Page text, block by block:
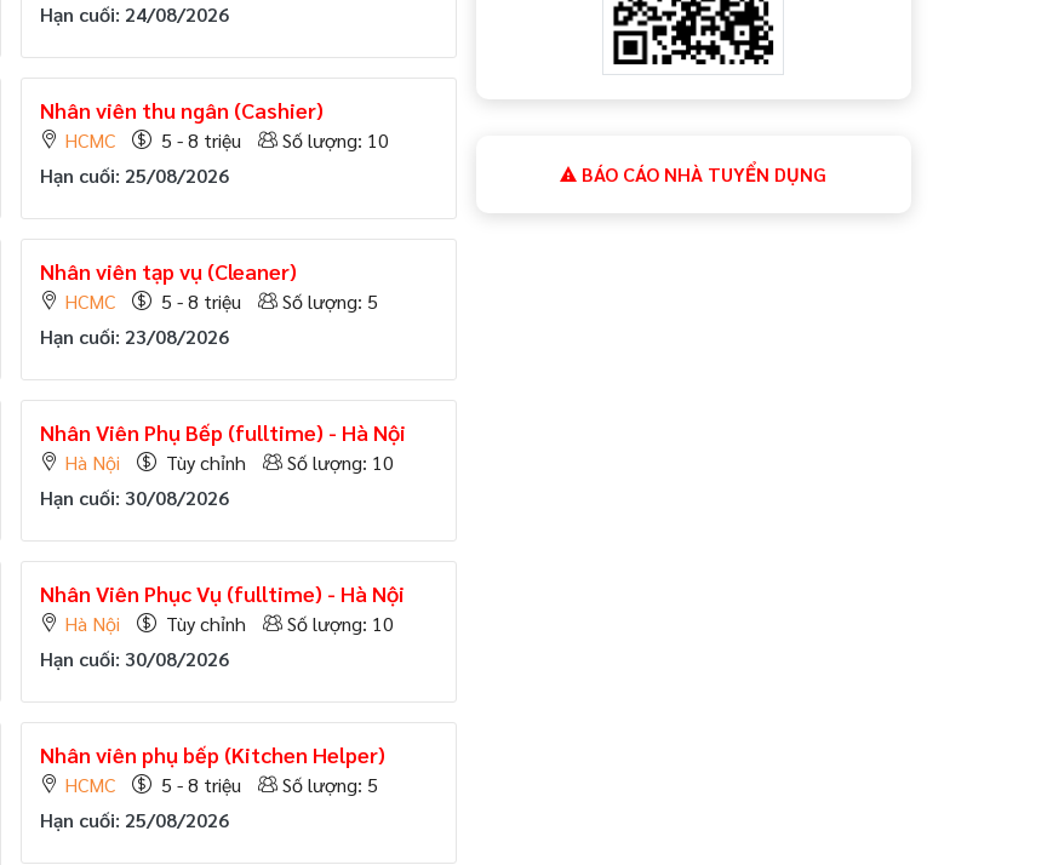
Hạn cuối: 24/08/2026
Nhân viên thu ngân (Cashier)
HCMC 5 - 8 triệu
Số lượng: 10
Hạn cuối: 25/08/2026
Nhân viên tạp vụ (Cleaner)
HCMC 5 - 8 triệu
Số lượng: 5
Hạn cuối: 23/08/2026
Nhân Viên Phụ Bếp (fulltime) - Hà Nội
Hà Nội Tùy chỉnh
Số lượng: 10
Hạn cuối: 30/08/2026
Nhân Viên Phục Vụ (fulltime) - Hà Nội
Hà Nội Tùy chỉnh
Số lượng: 10
Hạn cuối: 30/08/2026
Nhân viên phụ bếp (Kitchen Helper)
HCMC 5 - 8 triệu
Số lượng: 5
Hạn cuối: 25/08/2026
BÁO CÁO NHÀ TUYỂN DỤNG